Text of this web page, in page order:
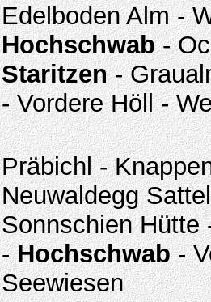
Edelboden Alm -
Hochschwab-
Staritzen-
- Vordere Höll -
Präbichl -
Neuwaldegg
Sonnschien Hütte
-Hochschwab-
Seewiesen